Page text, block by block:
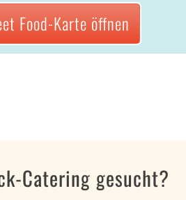
Food-Karte öffnen
Catering gesucht?